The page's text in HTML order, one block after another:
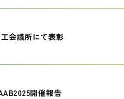
会議所にて表彰
開催報告